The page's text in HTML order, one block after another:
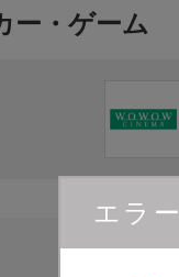
エラー
ー・ゲーム